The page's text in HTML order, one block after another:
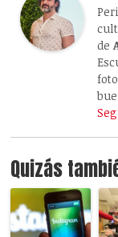
de
Quizás